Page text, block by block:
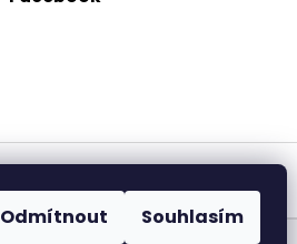
Odmítnout Souhlasím